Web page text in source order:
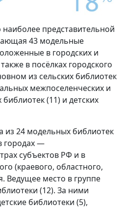
представительной
43 модельные
в городских и
в посёлках городского
из сельских библиотек
межпоселенческих и
(11) и детских
из 24 модельных библиотек
городах —
субъектов РФ и в
(краевого, областного,
Ведущее место в группе
(12). За ними
библиотеки (5),